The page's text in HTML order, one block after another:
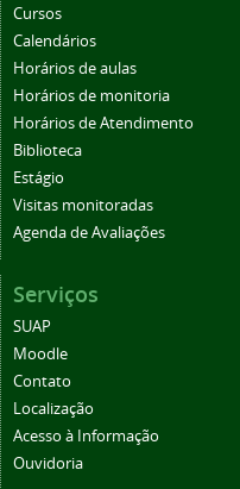
Cursos
Calendários
Horários de aulas
Horários de monitoria
Horários de Atendimento
Biblioteca
Estágio
Visitas monitoradas
Agenda de Avaliações
Serviços
SUAP
Moodle
Contato
Localização
Acesso à Informação
Ouvidoria